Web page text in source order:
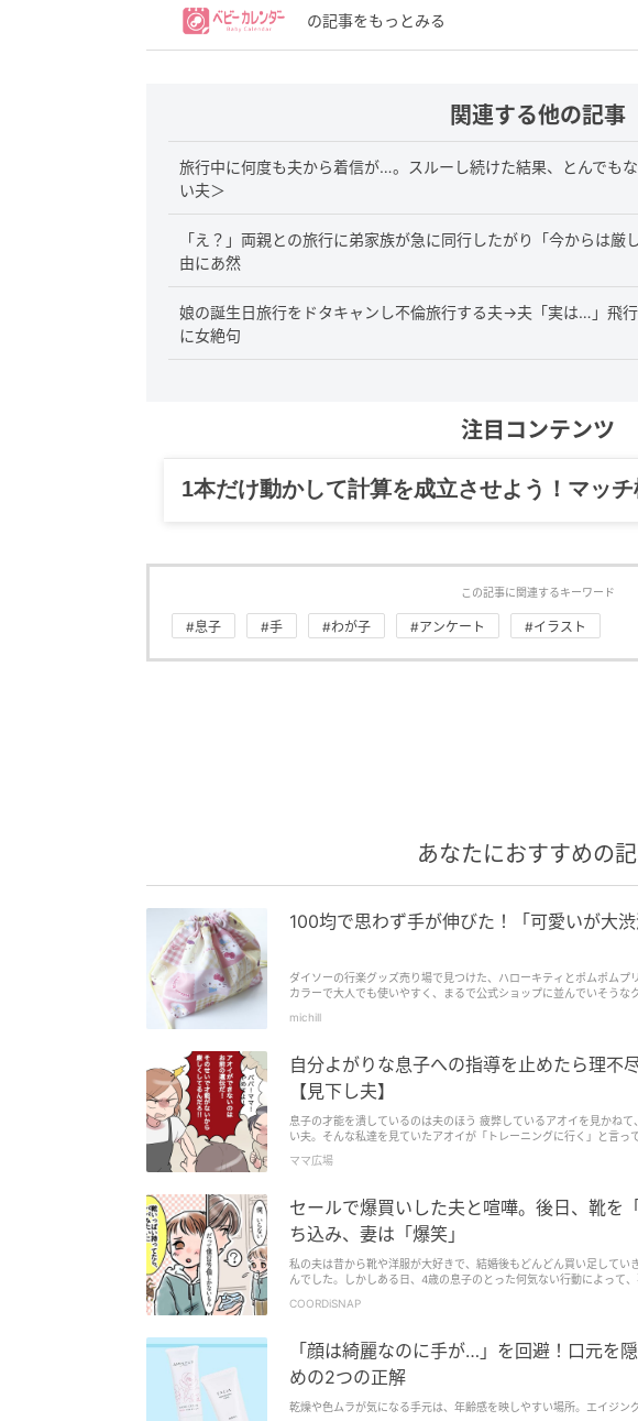
の記事をもっとみる
関連する他の記事
旅行中に何度も夫から着信が…。スルーし続けた結果、とんでも
い夫＞
「え？」両親との旅行に弟家族が急に同行したがり「今からは
由にあ然
娘の誕生日旅行をドタキャンし不倫旅行する夫→夫「実は…」飛
に女絶句
注目コンテンツ
グルメ、ギャグ、子育て、旅行記……全部、
この記事に関連するキーワード
#息子 #手 #わが子 #アンケート #イラスト
あなたにおすすめの
100均で思わず手が伸びた！「可愛いが大
ダイソーの行楽グッズ売り場で見つけた、ハローキティとポムポム
カラーで大人でも使いやすく、まるで公式ショップに並んでいそうな
michill
自分よがりな息子への指導を止めたら理不
【見下し夫】
息子の才能を潰しているのは夫のほう 疲弊しているアオイを見かね
い夫。そんな私達を見ていたアオイが「トレーニングに行く」と言っ
ママ広場
セールで爆買いした夫と喧嘩。後日、靴
ち込み、妻は「爆笑」
私の夫は昔から靴や洋服が大好きで、結婚後もどんどん買い足して
んでした。しかしある日、4歳の息子のとった何気ない行動によって
COORDiSNAP
「顔は綺麗なのに手が…」を回避！口元を
めの2つの正解
乾燥や色ムラが気になる手元は、年齢感を映しやすい場所。エイジン